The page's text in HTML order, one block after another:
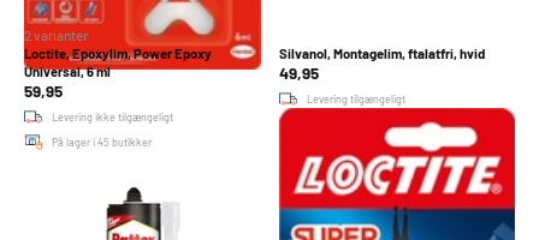
Loctite, Epoxylim, Power Epoxy
Universal, 6 ml
2 varianter
59,95
Levering ikke tilgængeligt
På lager i 45 butikker
Silvanol, Montagelim, ftalatfri, hvid
49,95
Levering tilgængeligt
På lager i 47 butikker